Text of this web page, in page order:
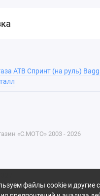
АТВ Спринт (на руль)
файлы cookie и другие
«С.МОТО» 2003 - 2026
до 18-30